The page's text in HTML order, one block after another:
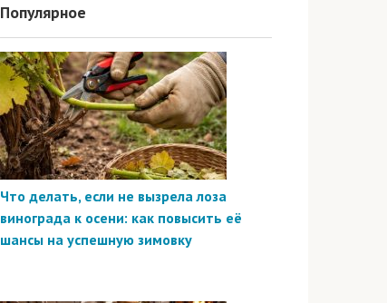
Популярное
Что делать, если не вызрела лоза
винограда к осени: как повысить её
шансы на успешную зимовку